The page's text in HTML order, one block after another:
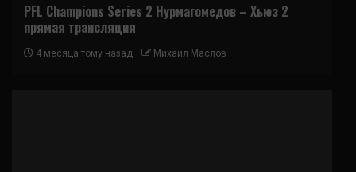
PFL Champions Series 2 Нурмагомедов – Хьюз 2
прямая трансляция
4 месяца тому назад Михаил Маслов